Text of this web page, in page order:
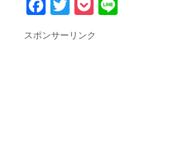
Facebook
Twitter
Pocket
スポンサーリンク